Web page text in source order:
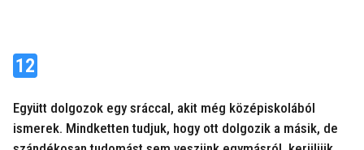
12
Együtt dolgozok egy sráccal, akit még középiskolából
ismerek. Mindketten tudjuk, hogy ott dolgozik a másik, de